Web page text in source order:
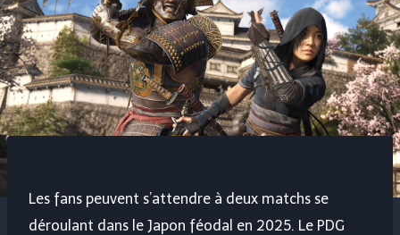
Les fans peuvent s’attendre à deux matchs se
déroulant dans le Japon féodal en 2025. Le PDG